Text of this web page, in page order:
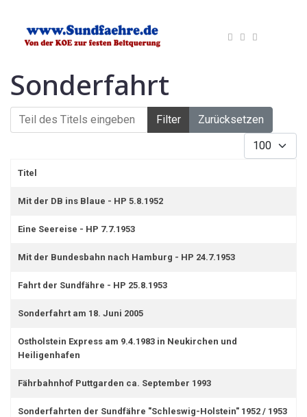
Sonderfahrt
Teil des Titels eingeben
Filter Zurücksetzen
Anzeige #
Titel
Mit der DB ins Blaue - HP 5.8.1952
Eine Seereise - HP 7.7.1953
Mit der Bundesbahn nach Hamburg - HP 24.7.1953
Fahrt der Sundfähre - HP 25.8.1953
Sonderfahrt am 18. Juni 2005
Ostholstein Express am 9.4.1983 in Neukirchen und
Heiligenhafen
Fährbahnhof Puttgarden ca. September 1993
Sonderfahrten der Sundfähre "Schleswig-Holstein" 1952 / 1953